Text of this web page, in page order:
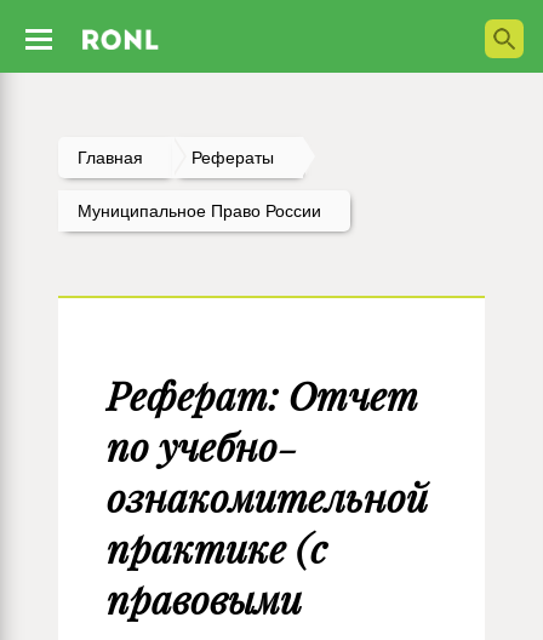
Главная Рефераты
Муниципальное Право России
Реферат: Отчет
по учебно-
ознакомительной
практике (c
правовыми